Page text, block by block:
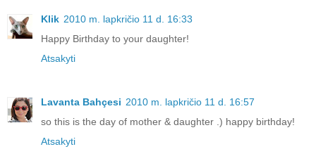
Klik 2010 m. lapkričio 11 d. 16:33
Happy Birthday to your daughter!
Atsakyti
Lavanta Bahçesi 2010 m. lapkričio 11 d. 16:57
so this is the day of mother & daughter .) happy birthday!
Atsakyti